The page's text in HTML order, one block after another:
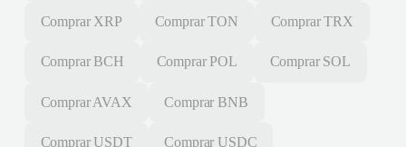
Comprar XRP Comprar TON Comprar TRX
Comprar BCH Comprar POL Comprar SOL
Comprar AVAX Comprar BNB
Comprar USDT Comprar USDC